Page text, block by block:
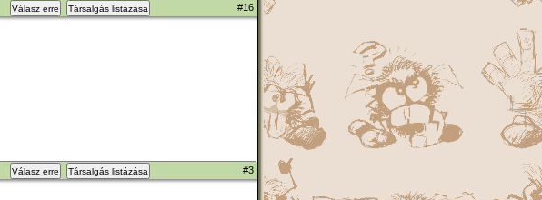
Válasz erre Társalgás listázása #16
Válasz erre Társalgás listázása #3